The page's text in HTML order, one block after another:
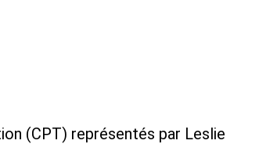
(CPT) représentés par Leslie